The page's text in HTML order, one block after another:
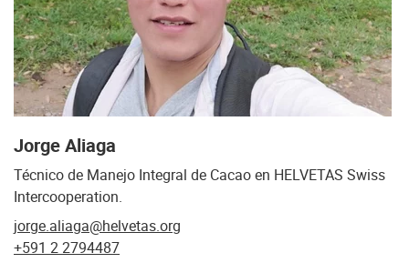
Jorge Aliaga
Técnico de Manejo Integral de Cacao en HELVETAS Swiss
Intercooperation.
jorge.aliaga@helvetas.org
+591 2 2794487